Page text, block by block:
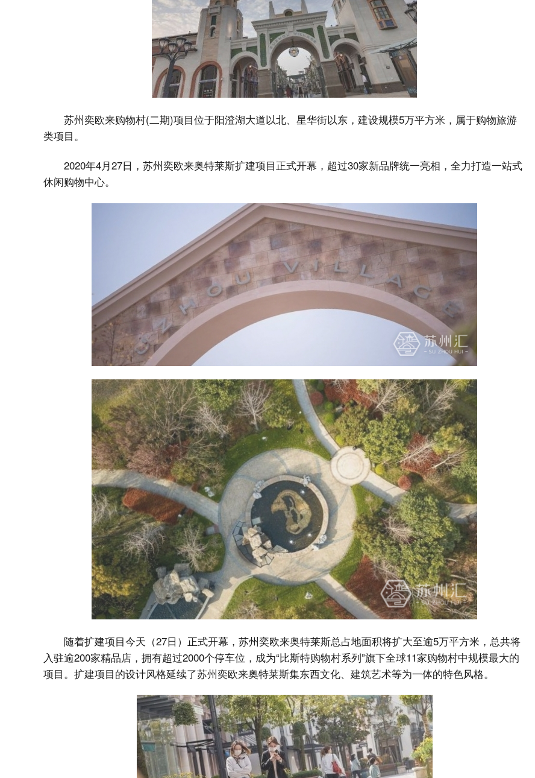
苏州奕欧来购物村(二期)项目位于阳澄湖大道以北、星华街以东，建设规模5万平方米，属于购物旅游
类项目。
2020年4月27日，苏州奕欧来奥特莱斯扩建项目正式开幕，超过30家新品牌统一亮相，全力打造一站式
休闲购物中心。
随着扩建项目今天（27日）正式开幕，苏州奕欧来奥特莱斯总占地面积将扩大至逾5万平方米，总共将
入驻逾200家精品店，拥有超过2000个停车位，成为“比斯特购物村系列”旗下全球11家购物村中规模最大的
项目。扩建项目的设计风格延续了苏州奕欧来奥特莱斯集东西文化、建筑艺术等为一体的特色风格。